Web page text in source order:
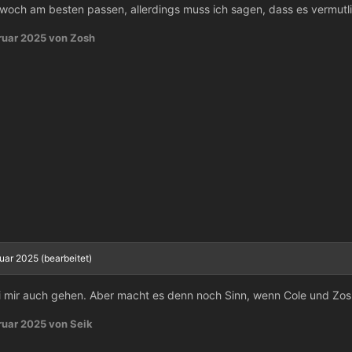
am besten passen, allerdings muss ich sagen, dass es
2025von Zosh
2025 (bearbeitet)
auch gehen. Aber macht es denn noch Sinn, wenn Cole und
2025von Seik